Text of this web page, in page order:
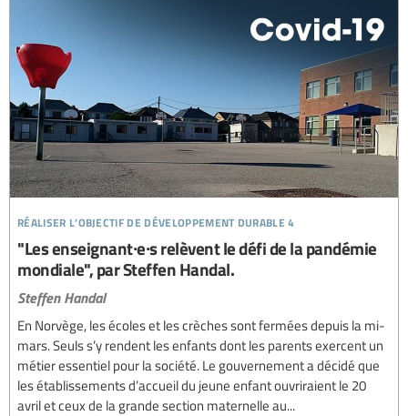
réaliser l’objectif de développement durable 4
"Les enseignant∙e∙s relèvent le défi de la pandémie
mondiale", par Steffen Handal.
Steffen Handal
En Norvège, les écoles et les crèches sont fermées depuis la mi-
mars. Seuls s’y rendent les enfants dont les parents exercent un
métier essentiel pour la société. Le gouvernement a décidé que
les établissements d’accueil du jeune enfant ouvriraient le 20
avril et ceux de la grande section maternelle au...